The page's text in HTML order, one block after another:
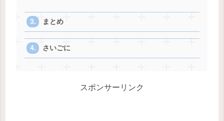
まとめ
さいごに
スポンサーリンク